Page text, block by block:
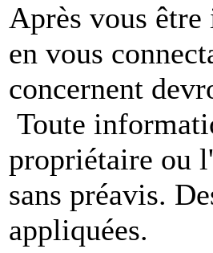
Après vous
en vous
concernent
Toute
propriétaire ou
sans préavis.
appliquées.